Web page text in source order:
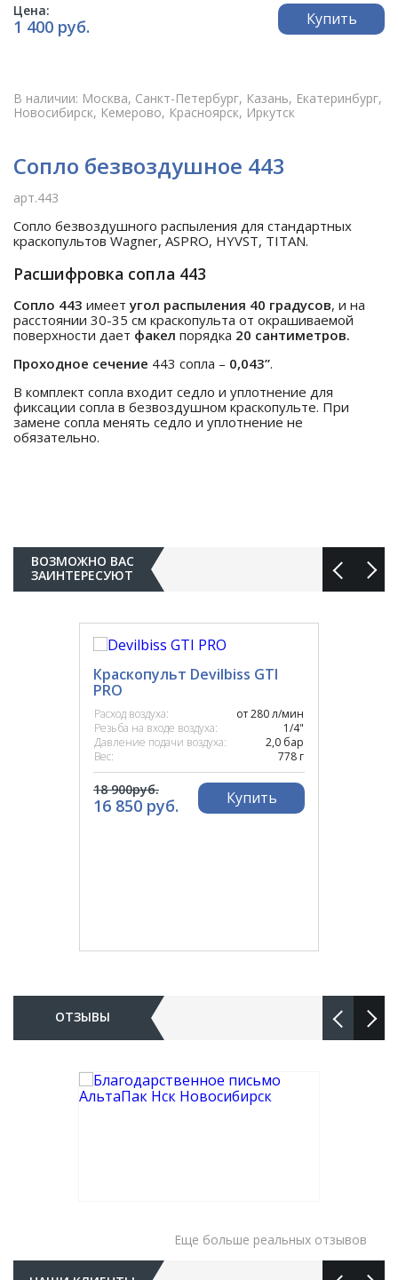
Цена:
1 400 руб. Купить
В наличии: Москва, Санкт-Петербург, Казань, Екатеринбург,
Новосибирск, Кемерово, Красноярск, Иркутск
Сопло безвоздушное 443
арт.443
Сопло безвоздушного распыления для стандартных
краскопультов Wagner, ASPRO, HYVST, TITAN.
Расшифровка сопла 443
Сопло 443 имеетугол распыления 40 градусов, и на
расстоянии 30-35 см краскопульта от окрашиваемой
поверхности дает факел порядка 20 сантиметров.
Проходное сечение 443 сопла – 0,043”.
В комплект сопла входит седло и уплотнение для
фиксации сопла в безвоздушном краскопульте. При
замене сопла менять седло и уплотнение не
обязательно.
ВОЗМОЖНО ВАС
ЗАИНТЕРЕСУЮТ
Краскопульт Devilbiss GTI
PRO
Расход воздуха:
от 280 л/мин
Резьба на входе воздуха:
1/4"
Давление подачи воздуха:
2,0 бар
Вес:
778 г
18 900руб.
16 850 руб. Купить
ОТЗЫВЫ
Еще больше реальных отзывов